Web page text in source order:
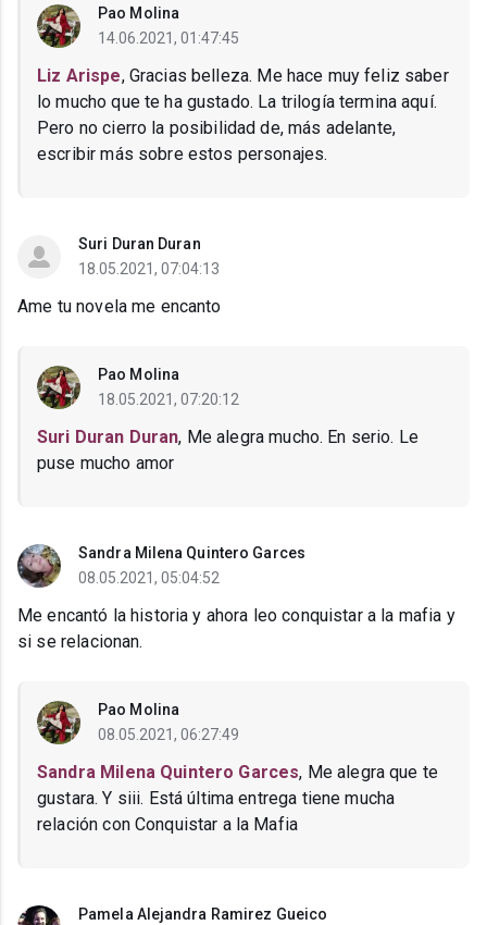
Pao Molina
14.06.2021, 01:47:45
Liz Arispe, Gracias belleza. Me hace muy feliz saber
lo mucho que te ha gustado. La trilogía termina aquí.
Pero no cierro la posibilidad de, más adelante,
escribir más sobre estos personajes.
Suri Duran Duran
18.05.2021, 07:04:13
Ame tu novela me encanto
Pao Molina
18.05.2021, 07:20:12
Suri Duran Duran, Me alegra mucho. En serio. Le
puse mucho amor
Sandra Milena Quintero Garces
08.05.2021, 05:04:52
Me encantó la historia y ahora leo conquistar a la mafia y
si se relacionan.
Pao Molina
08.05.2021, 06:27:49
Sandra Milena Quintero Garces, Me alegra que te
gustara. Y siii. Está última entrega tiene mucha
relación con Conquistar a la Mafia
Pamela Alejandra Ramirez Gueico